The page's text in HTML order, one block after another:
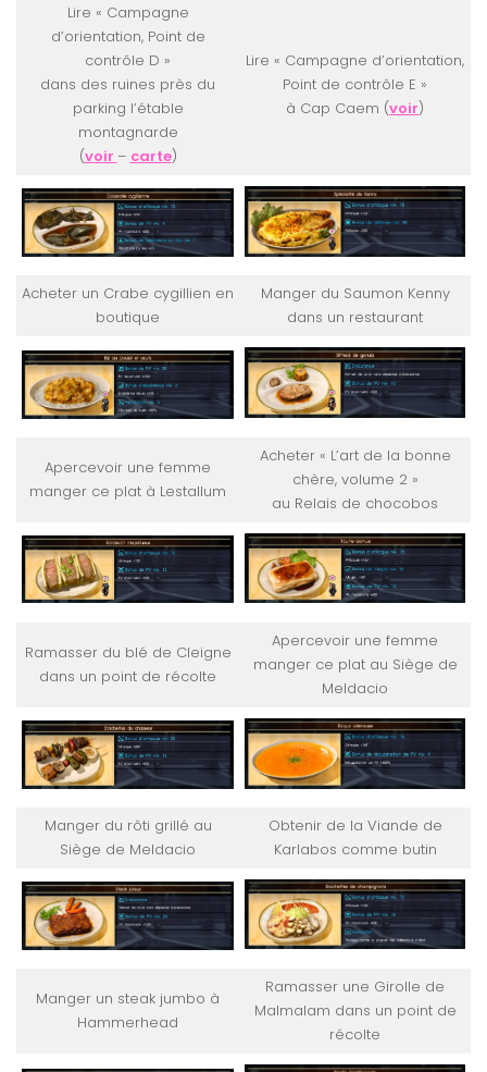
Lire « Campagne
d’orientation, Point de
contrôle D »
dans des ruines près du
parking l’étable
montagnarde
(voir – carte)
Lire « Campagne d’orientation,
Point de contrôle E »
à Cap Caem (voir)
Acheter un Crabe cygillien en
boutique
Manger du Saumon Kenny
dans un restaurant
Apercevoir une femme
manger ce plat à Lestallum
Acheter « L’art de la bonne
chère, volume 2 »
au Relais de chocobos
Ramasser du blé de Cleigne
dans un point de récolte
Apercevoir une femme
manger ce plat au Siège de
Meldacio
Manger du rôti grillé au
Siège de Meldacio
Obtenir de la Viande de
Karlabos comme butin
Manger un steak jumbo à
Hammerhead
Ramasser une Girolle de
Malmalam dans un point de
récolte